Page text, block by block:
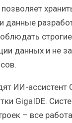
данные
данных и не
ИИ-ассистент
GigaIDE.
– все